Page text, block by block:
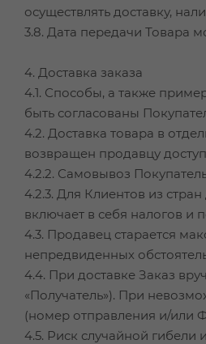
осуществлять доставку,
3.8. Дата передачи Товара
4. Доставка заказа
4.1. Способы, а также
быть согласованы
4.2. Доставка товара в
возвращен продавцу
4.2.2. Самовывоз
4.2.3. Для Клиентов из
включает в себя налогов и
4.3. Продавец старается
непредвиденных
4.4. При доставке Заказ
«Получатель»). При
(номер отправления и/или
4.5. Риск случайной